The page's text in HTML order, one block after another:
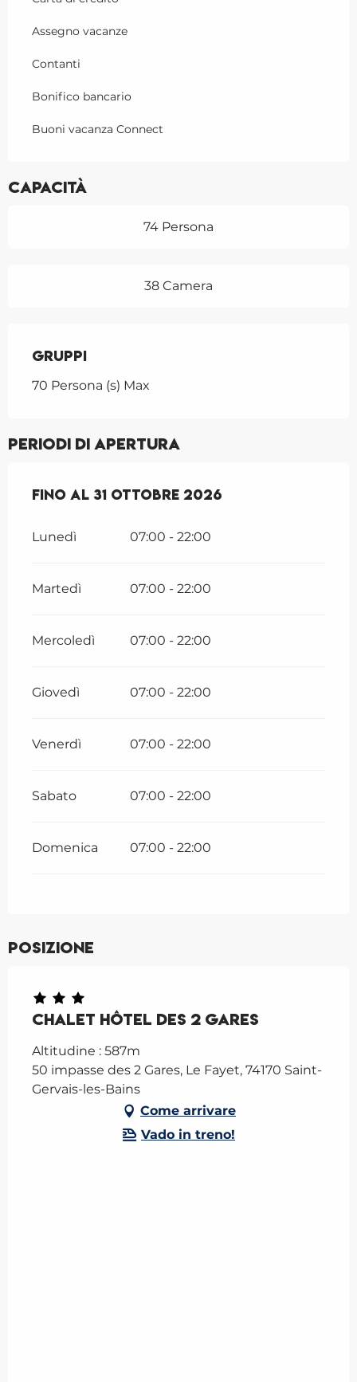
Assegno vacanze
Contanti
Bonifico bancario
Buoni vacanza Connect
Capacità
74 Persona
38 Camera
Gruppi
Gruppi
70 Persona (s) Max
Periodi di apertura
Dal27 aprile 2026 al31 ottobre 2026
Fino al 31 ottobre 2026
Lunedì 07:00 - 22:00
Martedì 07:00 - 22:00
Mercoledì 07:00 - 22:00
Giovedì 07:00 - 22:00
Venerdì 07:00 - 22:00
Sabato 07:00 - 22:00
Domenica 07:00 - 22:00
Posizione
Chalet Hôtel des 2 Gares
Altitudine : 587m
50 impasse des 2 Gares, Le Fayet, 74170 Saint-
Gervais-les-Bains
Come arrivare
Vado in treno!